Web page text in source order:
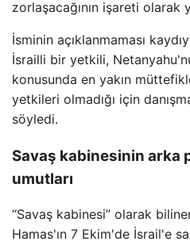
zorlaşacağının işareti olarak
İsminin açıklanmaması
İsrailli bir yetkili,
konusunda en yakın
yetkileri olmadığı için
söyledi.
Savaş kabinesinin arka
umutları
“Savaş kabinesi” olarak
Hamas'ın 7 Ekim'de İsrail'e